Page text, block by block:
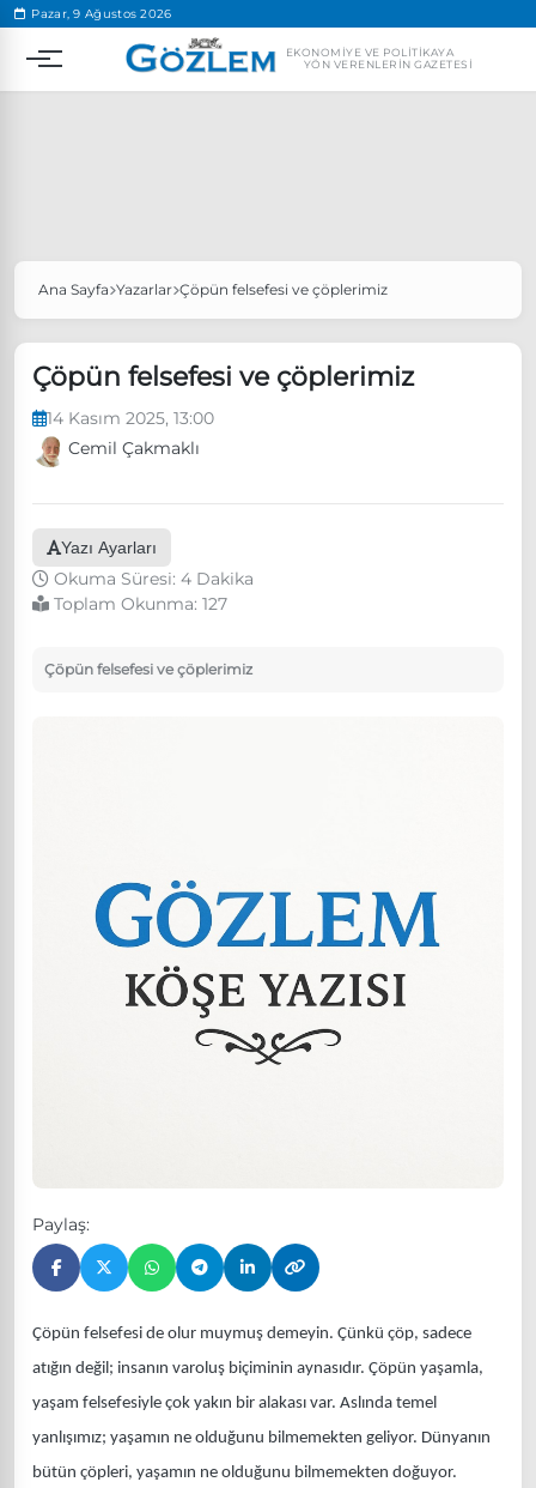
Pazar, 9 Ağustos 2026
EKONOMIYE VE POLITIKAYA
YÖN VERENLERIN GAZETESI
Popüler Aramalar
Özgür Özel, Ekrem İmamoğlu’nu ziyaret edecek
Ünlü çift bir etkinliğe daha katılmama kararı aldı
Boykot
Ana Sayfa Yazarlar Çöpün felsefesi ve çöplerimiz
Çöpün felsefesi ve çöplerimiz
14 Kasım 2025, 13:00
Cemil Çakmaklı
Yazı Ayarları
Okuma Süresi: 4 Dakika
Toplam Okunma: 127
Çöpün felsefesi ve çöplerimiz
Paylaş:
Çöpün felsefesi de olur muymuş demeyin. Çünkü çöp, sadece
atığın değil; insanın varoluş biçiminin aynasıdır. Çöpün yaşamla,
yaşam felsefesiyle çok yakın bir alakası var. Aslında temel
yanlışımız; yaşamın ne olduğunu bilmemekten geliyor. Dünyanın
bütün çöpleri, yaşamın ne olduğunu bilmemekten doğuyor.